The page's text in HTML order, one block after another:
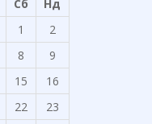
Сб
Нд
1
2
8
9
15
16
22
23